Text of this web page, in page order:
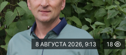
8 АВГУСТА 2026, 9:13 18